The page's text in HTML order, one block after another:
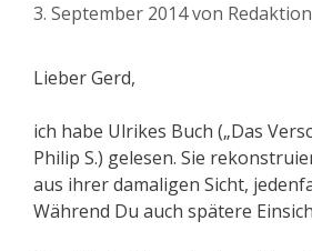
3. September 2014von Redaktion
Lieber Gerd,
ich habe Ulrikes Buch („Das
Philip S.) gelesen. Sie
aus ihrer damaligen Sicht,
Während Du auch spätere